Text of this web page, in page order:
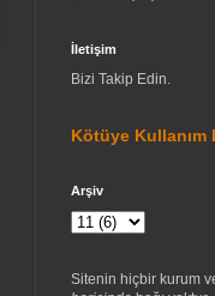
İletişim
Bizi Takip Edin.
Kötüye Kullanım
Arşiv
Sitenin hiçbir kurum